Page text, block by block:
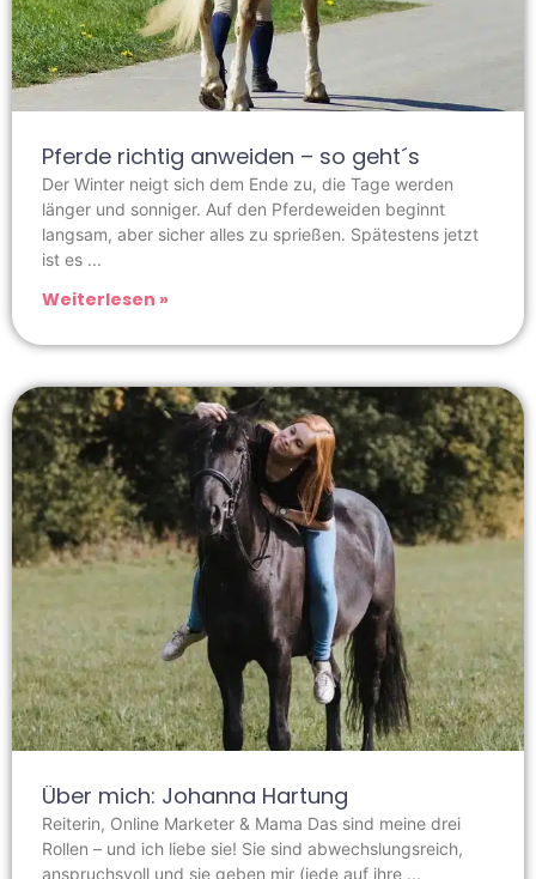
Pferde richtig anweiden – so geht´s
Der Winter neigt sich dem Ende zu, die Tage werden
länger und sonniger. Auf den Pferdeweiden beginnt
langsam, aber sicher alles zu sprießen. Spätestens jetzt
ist es
Weiterlesen »
Über mich: Johanna Hartung
Reiterin, Online Marketer & Mama Das sind meine drei
Rollen – und ich liebe sie! Sie sind abwechslungsreich,
anspruchsvoll und sie geben mir (jede auf ihre